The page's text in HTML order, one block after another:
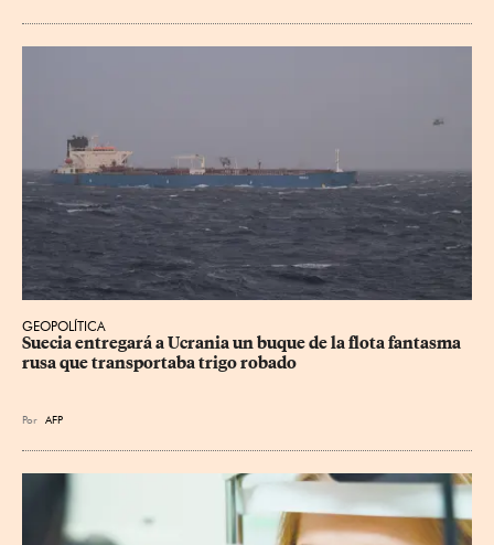
GEOPOLÍTICA
Suecia entregará a Ucrania un buque de la flota fantasma
rusa que transportaba trigo robado
Por AFP